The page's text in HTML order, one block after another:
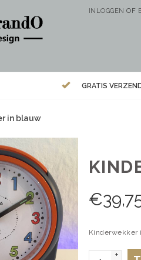
INLOGGEN OF
GRATIS
in blauw
€
Kinderwekker
+